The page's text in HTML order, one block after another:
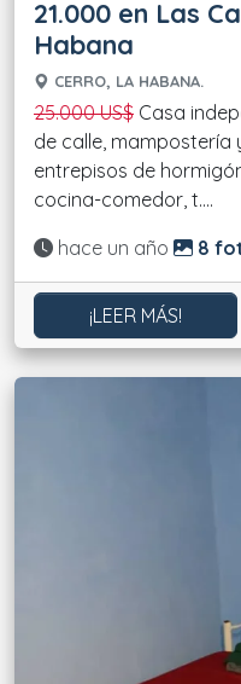
21.000 en Las
Habana
CERRO, LA HABANA.
25.000 US$ Casa
de calle, mampostería
entrepisos de
cocina-comedor, t....
Actualizado:
hace un año 8
¡LEER MÁS!